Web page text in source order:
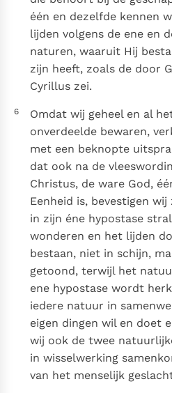
één en dezelfde kennen
lijden volgens de ene en
naturen, waaruit Hij
zijn heeft, zoals de door
Cyrillus zei.
6
Omdat wij geheel en al
onverdeelde bewaren,
met een beknopte
dat ook na de
Christus, de ware God,
Eenheid is, bevestigen
in zijn éne hypostase
wonderen en het lijden
bestaan, niet in schijn,
getoond, terwijl het
ene hypostase wordt
iedere natuur in
eigen dingen wil en doet
wij ook de twee
in wisselwerking
van het menselijk